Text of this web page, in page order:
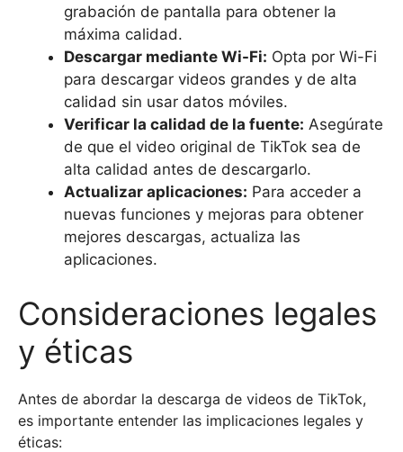
grabación de pantalla para obtener la
máxima calidad.
Descargar mediante Wi-Fi: Opta por Wi-Fi
para descargar videos grandes y de alta
calidad sin usar datos móviles.
Verificar la calidad de la fuente: Asegúrate
de que el video original de TikTok sea de
alta calidad antes de descargarlo.
Actualizar aplicaciones: Para acceder a
nuevas funciones y mejoras para obtener
mejores descargas, actualiza las
aplicaciones.
Consideraciones legales
y éticas
Antes de abordar la descarga de videos de TikTok,
es importante entender las implicaciones legales y
éticas: